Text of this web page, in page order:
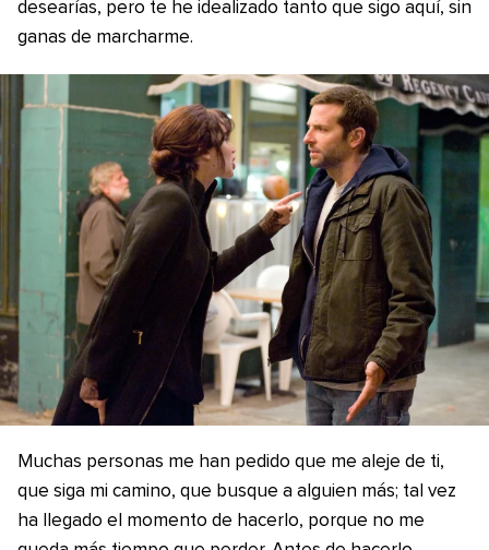
desearías, pero te he idealizado tanto que sigo aquí, sin
ganas de marcharme.
Muchas personas me han pedido que me aleje de ti,
que siga mi camino, que busque a alguien más; tal vez
ha llegado el momento de hacerlo, porque no me